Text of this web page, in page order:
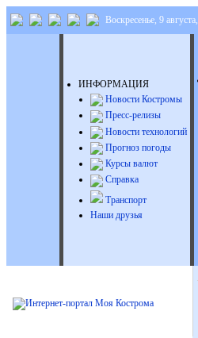
Воскресенье, 9 августа,
ИНФОРМАЦИЯ
Новости Костромы
Пресс-релизы
Новости технологий
Прогноз погоды
Курсы валют
Справка
Транспорт
Наши друзья